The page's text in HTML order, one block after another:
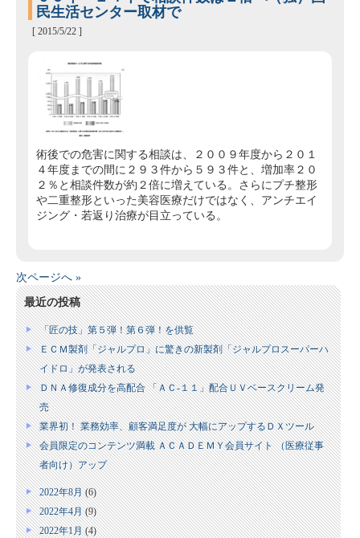
民生活センター取材で
[ 2015/5/22 ]
術後での危害に関する相談は、２００９年度から２０１
４年度までの間に２９３件から５９３件と、増加率２０
２％と相談件数が約２倍に増えている。さらにプチ整形
や二重整形といった美容医療だけではなく、アンチエイ
ジング・若返り治療が目立っている。
次ページへ »
最近の投稿
「匠の技」第５弾！第６弾！を供覧
ＥＣＭ製剤「ジャルプロ」に驚きの新製剤「ジャルプロスーパーハ
イドロ」が発表される
ＤＮＡ修復成分を高配合 「ＡＣ‐１１」配合ＵＶベースクリーム発
売
業界初！ 業務効率、顧客満足度が 大幅にアップするＤＸツール
会員限定のコンテンツ満載 ＡＣＡＤＥＭＹ会員サイト （医療従事
者向け）アップ
2022年8月(6)
2022年4月(9)
2022年1月(4)